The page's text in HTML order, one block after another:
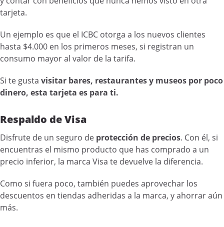
tarjeta.
Un ejemplo es que el ICBC otorga a los nuevos clientes
hasta $4.000 en los primeros meses, si registran un
consumo mayor al valor de la tarifa.
Si te gusta visitar bares, restaurantes y museos por poco
dinero, esta tarjeta es para ti.
Respaldo de Visa
Disfrute de un seguro de protección de precios. Con él, si
encuentras el mismo producto que has comprado a un
precio inferior, la marca Visa te devuelve la diferencia.
Como si fuera poco, también puedes aprovechar los
descuentos en tiendas adheridas a la marca, y ahorrar aún
más.